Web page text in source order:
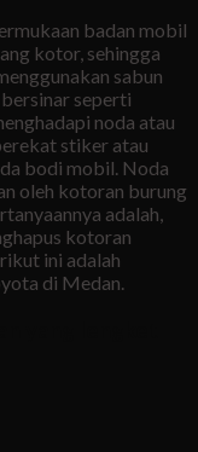
badan mobil
kotor, sehingga
sabun
seperti
noda atau
stiker atau
bodi mobil. Noda
oleh kotoran burung
adalah,
kotoran
ini adalah
di Medan.